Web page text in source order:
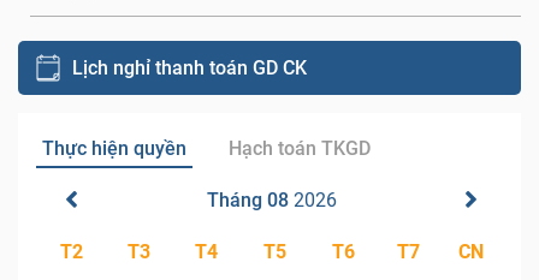
Lịch nghỉ thanh toán GD CK
Thực hiện quyền Hạch toán TKGD
Tháng 08 2026
T2 T3 T4 T5 T6 T7 CN